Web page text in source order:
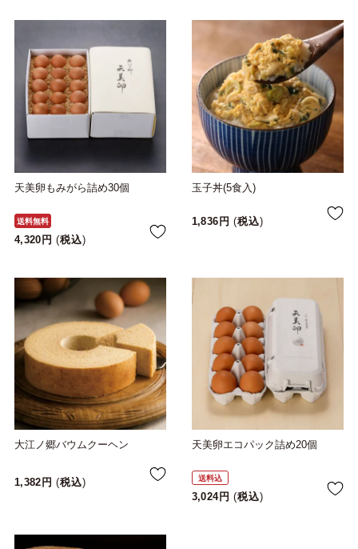
天美卵もみがら詰め30個
送料無料
4,320 税込
玉子丼(5食入)
1,836 税込
大江ノ郷バウムクーヘン
1,382 税込
天美卵エコパック詰め20個
送料込
3,024 税込